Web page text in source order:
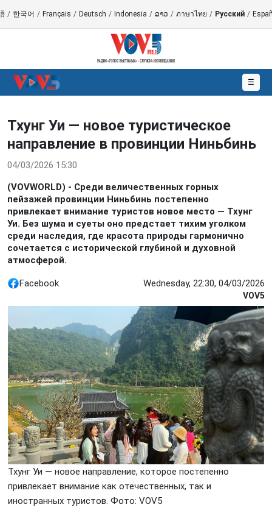
/ 한국어 / Français / Deutsch / Indonesia / ລາວ / ภาษาไทย / Русский /
☰
Тхунг Уи — новое туристическое
направление в провинции Ниньбинь
04/03/2026 15:30
(VOVWORLD) - Среди величественных горных
пейзажей провинции Ниньбинь постепенно
привлекает внимание туристов новое место — Тхунг
Уи. Без шума и суеты оно предстает тихим уголком
среди наследия, где красота природы гармонично
сочетается с исторической глубиной и духовной
атмосферой.
Facebook Wednesday, 22:30, 04/03/2026
VOV5
Тхунг Уи — новое направление, которое постепенно
привлекает внимание как отечественных, так и
иностранных туристов. Фото: VOV5